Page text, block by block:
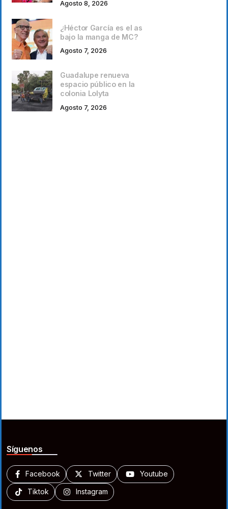
Agosto 8, 2026
¿Héctor García es el as
bajo la manga de MC?
Agosto 7, 2026
Guadalupe renueva
espacio público en la
colonia Lolyta
Agosto 7, 2026
Síguenos
Facebook Twitter Youtube
Tiktok Instagram